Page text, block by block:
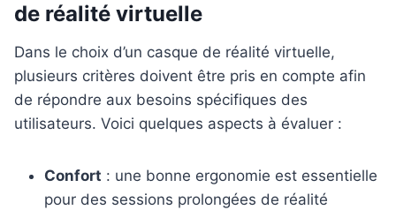
de réalité virtuelle
Dans le choix d’un casque de réalité virtuelle,
plusieurs critères doivent être pris en compte afin
de répondre aux besoins spécifiques des
utilisateurs. Voici quelques aspects à évaluer :
Confort : une bonne ergonomie est essentielle
pour des sessions prolongées de réalité